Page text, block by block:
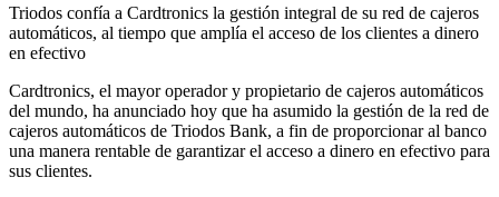
Triodos confía a Cardtronics la gestión integral de su red de cajeros
automáticos, al tiempo que amplía el acceso de los clientes a dinero
en efectivo
Cardtronics, el mayor operador y propietario de cajeros automáticos
del mundo, ha anunciado hoy que ha asumido la gestión de la red de
cajeros automáticos de Triodos Bank, a fin de proporcionar al banco
una manera rentable de garantizar el acceso a dinero en efectivo para
sus clientes.